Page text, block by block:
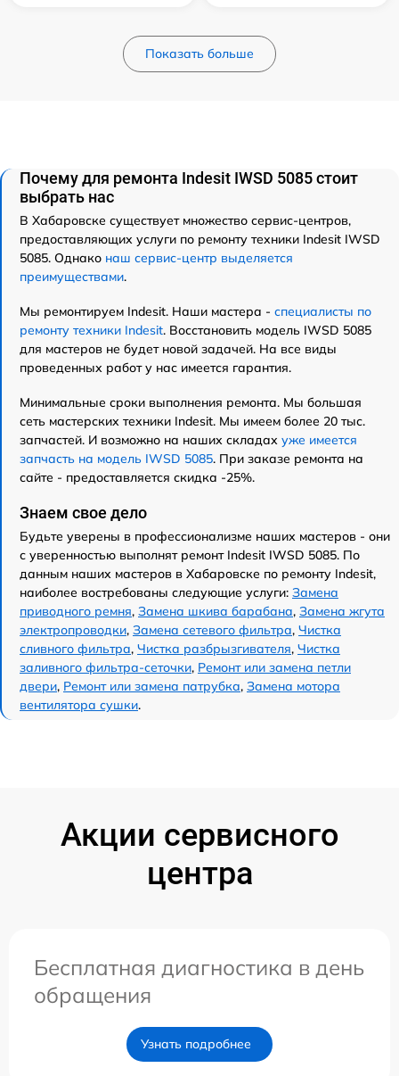
Показать больше
Почему для ремонта Indesit IWSD 5085 стоит
выбрать нас
В Хабаровске существует множество сервис-центров,
предоставляющих услуги по ремонту техники Indesit IWSD
5085. Однако наш сервис-центр выделяется
преимуществами.
Мы ремонтируем Indesit. Наши мастера - специалисты по
ремонту техники Indesit. Восстановить модель IWSD 5085
для мастеров не будет новой задачей. На все виды
проведенных работ у нас имеется гарантия.
Минимальные сроки выполнения ремонта. Мы большая
сеть мастерских техники Indesit. Мы имеем более 20 тыс.
запчастей. И возможно на наших складах уже имеется
запчасть на модель IWSD 5085. При заказе ремонта на
сайте - предоставляется скидка -25%.
Знаем свое дело
Будьте уверены в профессионализме наших мастеров - они
с уверенностью выполнят ремонт Indesit IWSD 5085. По
данным наших мастеров в Хабаровске по ремонту Indesit,
наиболее востребованы следующие услуги: Замена
приводного ремня, Замена шкива барабана, Замена жгута
электропроводки, Замена сетевого фильтра, Чистка
сливного фильтра, Чистка разбрызгивателя, Чистка
заливного фильтра-сеточки, Ремонт или замена петли
двери, Ремонт или замена патрубка, Замена мотора
вентилятора сушки.
Акции сервисного
центра
Бесплатная диагностика в день
обращения
Узнать подробнее